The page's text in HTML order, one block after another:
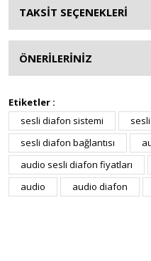
TAKSİT SEÇENEKLERİ
ÖNERİLERİNİZ
Etiketler :
sesli diafon sistemi
sesli diafon bağlantısı
audio sesli diafon fiyatları
audio
audio diafon